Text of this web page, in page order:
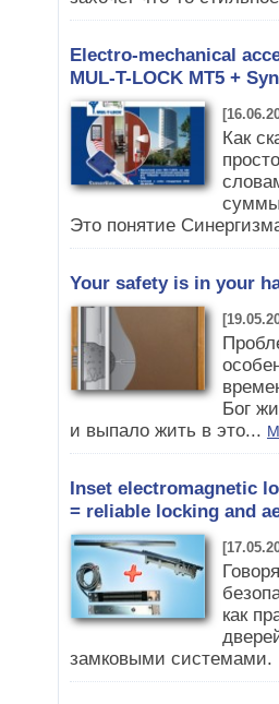
Electro-mechanical
MUL-T-LOCK MT5 +
Как
суммы
Это понятие
Your safety is in your
Бог
и выпало жить в это...
Inset electromagnetic
= reliable locking and
как
замковыми